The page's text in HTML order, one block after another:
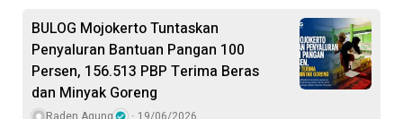
BULOG Mojokerto Tuntaskan
Penyaluran Bantuan Pangan 100
Persen, 156.513 PBP Terima Beras
dan Minyak Goreng